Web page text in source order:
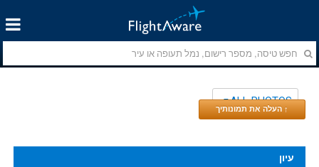
ALL PHOTOS
↑ העלה את תמונותיך
עיון